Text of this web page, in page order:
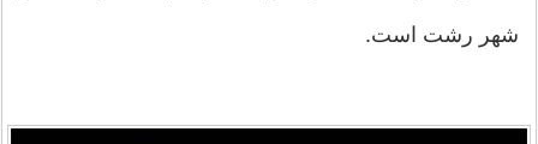
شهر رشت است.